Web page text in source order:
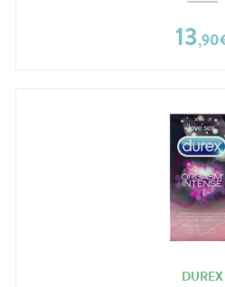
13,90
DUREX